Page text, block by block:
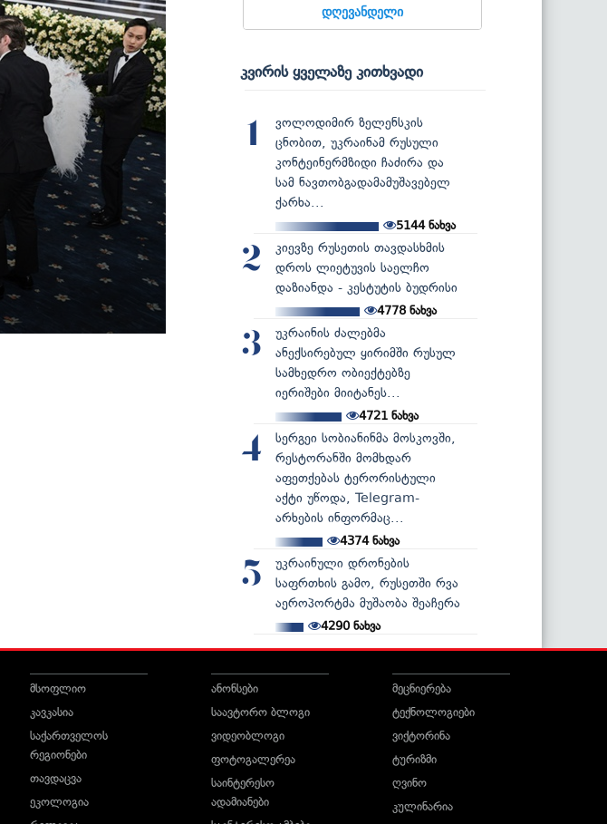
დღევანდელი
კვირის ყველაზე კითხვადი
1
ვოლოდიმირ ზელენსკის
ცნობით, უკრაინამ რუსული
კონტეინერმზიდი ჩაძირა და
სამ ნავთობგადამამუშავებელ
ქარხა...
5144ნახვა
2
კიევზე რუსეთის თავდასხმის
დროს ლიეტუვის საელჩო
დაზიანდა - კესტუტის ბუდრისი
4778 ნახვა
3
უკრაინის ძალებმა
ანექსირებულ ყირიმში რუსულ
სამხედრო ობიექტებზე
იერიშები მიიტანეს...
4721ნახვა
4
სერგეი სობიანინმა მოსკოვში,
რესტორანში მომხდარ
აფეთქებას ტერორისტული
აქტი უწოდა, Telegram-
არხების ინფორმაც...
4374ნახვა
5
უკრაინული დრონების
საფრთხის გამო, რუსეთში რვა
აეროპორტმა მუშაობა შეაჩერა
4290ნახვა
მსოფლიო
კავკასია
საქართველოს
რეგიონები
თავდაცვა
ეკოლოგია
ანონსები
საავტორო ბლოგი
ვიდეობლოგი
ფოტოგალერეა
საინტერესო
ადამიანები
მეცნიერება
ტექნოლოგიები
ვიქტორინა
ტურიზმი
ღვინო
კულინარია